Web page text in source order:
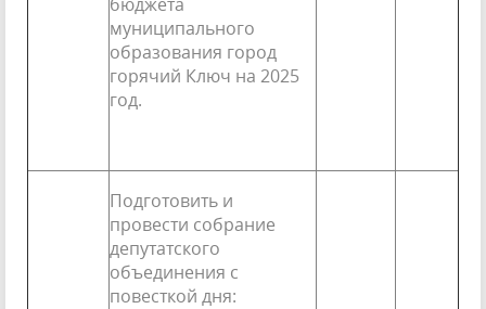
муниципального
образования город
горячий Ключ на 2025
год.
Подготовить и
провести собрание
депутатского
объединения с
повесткой дня: